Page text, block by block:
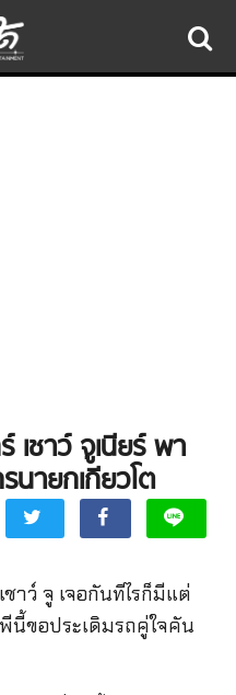
เชาว์ จูเนียร์ พา
นายกเกียวโต
ว์ จู เจอกันทีไรก็มีแต่
นี้ขอประเดิมรถคู่ใจคัน